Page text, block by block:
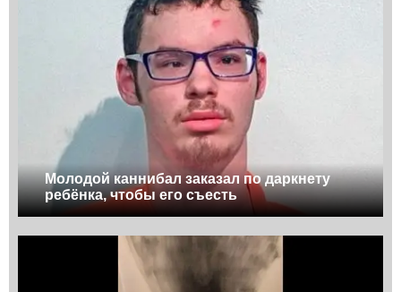
Молодой каннибал заказал по даркнету
ребёнка, чтобы его съесть